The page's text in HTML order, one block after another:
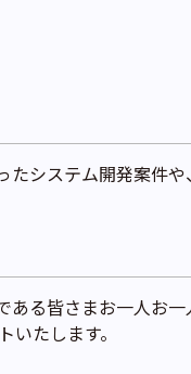
システム開発案件
る皆さまお一人お
たします。